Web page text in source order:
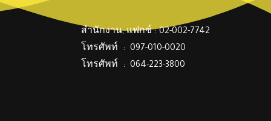
สำนักงาน, แฟกซ์ : 02-002-7742
โทรศัพท์ : 097-010-0020
โทรศัพท์ : 064-223-3800